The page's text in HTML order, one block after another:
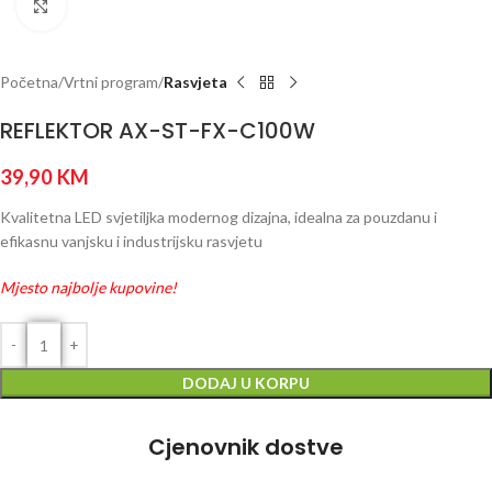
Početna Vrtni program Rasvjeta
REFLEKTOR AX-ST-FX-C100W
39,90 KM
Kvalitetna LED svjetiljka modernog dizajna, idealna za pouzdanu i
efikasnu vanjsku i industrijsku rasvjetu
Mjesto najbolje kupovine!
DODAJ U KORPU
Cjenovnik dostve